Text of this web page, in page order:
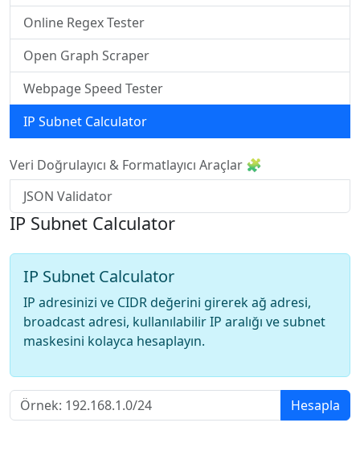
Online Regex Tester
Open Graph Scraper
Webpage Speed Tester
IP Subnet Calculator
Veri Doğrulayıcı & Formatlayıcı Araçlar 🧩
JSON Validator
IP Subnet Calculator
IP Subnet Calculator
IP adresinizi ve CIDR değerini girerek ağ adresi,
broadcast adresi, kullanılabilir IP aralığı ve subnet
maskesini kolayca hesaplayın.
Hesapla